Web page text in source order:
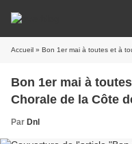
Accueil » Bon 1er mai à toutes et à tous de
Bon 1er mai à
Chorale de la Côte
Par Dnl